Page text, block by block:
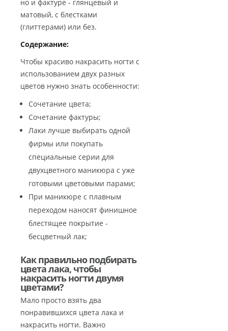
но и фактуре - глянцевый и
матовый, с блестками
(глиттерами) или без.
Содержание:
Чтобы красиво накрасить ногти с
использованием двух разных
цветов нужно знать особенности:
Сочетание цвета;
Сочетание фактуры;
Лаки лучше выбирать одной
фирмы или покупать
специальные серии для
двухцветного маникюра с уже
готовыми цветовыми парами;
При маникюре с плавным
переходом наносят финишное
блестящее покрытие -
бесцветный лак;
Как правильно подбирать
цвета лака, чтобы
накрасить ногти двумя
цветами?
Мало просто взять два
понравившихся цвета лака и
накрасить ногти. Важно